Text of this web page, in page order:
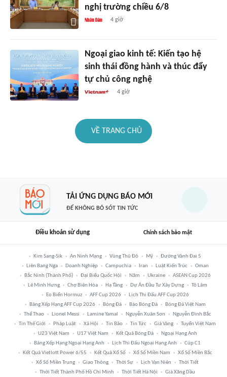
nghị trường chiều 6/8
4 giờ
Ngoại giao kinh tế: Kiến tạo hệ
sinh thái đồng hành và thúc đẩy
tự chủ công nghệ
4 giờ
VỀ TRANG CHỦ
TẢI ỨNG DỤNG BÁO MỚI
ĐỂ KHÔNG BỎ SÓT TIN TỨC
Điều khoản sử dụng Chính sách bảo mật
Kim Sang-Sik An Ninh Mạng Vùng Thủ Đô Mỹ
Đường Vành Đai 5
Liên Bang Nga
Doanh Nghiệp Campuchia Iran Luật Kiến Trúc
Oman
Bắc Ninh (thành Phố)
Đại Biểu Quốc Hội Năm Ukraine
ASEAN Cup 2026
Lê Minh Hưng
Chợ Biên Hòa Hạ Tầng Dự Án Đầu Tư Xây Dựng
Tô Lâm
Eo Biển Hormuz
AFF Cup 2026
Lịch Thi Đấu AFF Cup 2026
Bảng Xếp Hạng AFF Cup 2026
Bóng Đá Báo Bóng Đá
Bóng Đá Việt Nam
Thể Thao
Lionel Messi Lamine Yamal Nguyễn Xuân Son
Nguyễn Đình Bắc
Tin Thế Giới
Pháp Luật Xã Hội Tin Bão Tin Tức Giá Vàng
Tuyển Việt Nam
U23 Việt Nam
U17 Việt Nam Kết Quả Bóng Đá
Ngoại Hạng Anh
Bảng Xếp Hạng Ngoại Hạng Anh
Lịch Thi Đấu Ngoại Hạng Anh
Cúp C1
Kết Quả Vietlott Power 6/55
Kết Quả Xổ Số Xổ Số Miền Nam
Xổ Số Miền Bắc
Xổ Số Miền Trung
Giao Thông Thời Sự Lịch Vạn Niên
Thời Tiết
Thời Tiết Thành Phố Hồ Chí Minh
Thời Tiết Hà Nội Giá Xăng Dầu